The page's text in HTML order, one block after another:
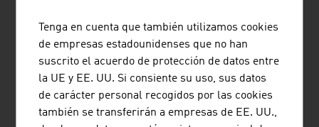
internacional y muchos proveedores austriacos cuentan
con certificación internacional (p. ej., certificados ISO).
CUESTIONES Y RESPUESTAS DEL FUTURO
La importancia de la enseñanza y la misión social de
investigar, los procesos de acreditación y registro, la
Tenga en cuenta que también utilizamos cookies
de empresas estadounidenses que no han
suscrito el acuerdo de protección de datos entre
la UE y EE. UU. Si consiente su uso, sus datos
de carácter personal recogidos por las cookies
también se transferirán a empresas de EE. UU.,